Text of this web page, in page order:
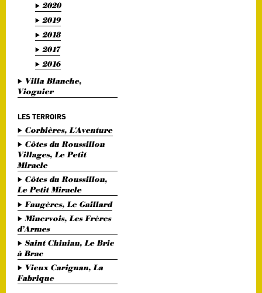
2020
2019
2018
2017
2016
Villa Blanche,
Viognier
LES TERROIRS
Corbières, L'Aventure
Côtes du Roussillon
Villages, Le Petit
Miracle
Côtes du Roussillon,
Le Petit Miracle
Faugères, Le Gaillard
Minervois, Les Frères
d’Armes
Saint Chinian, Le Bric
à Brac
Vieux Carignan, La
Fabrique